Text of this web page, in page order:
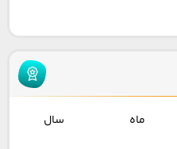
ماه سال